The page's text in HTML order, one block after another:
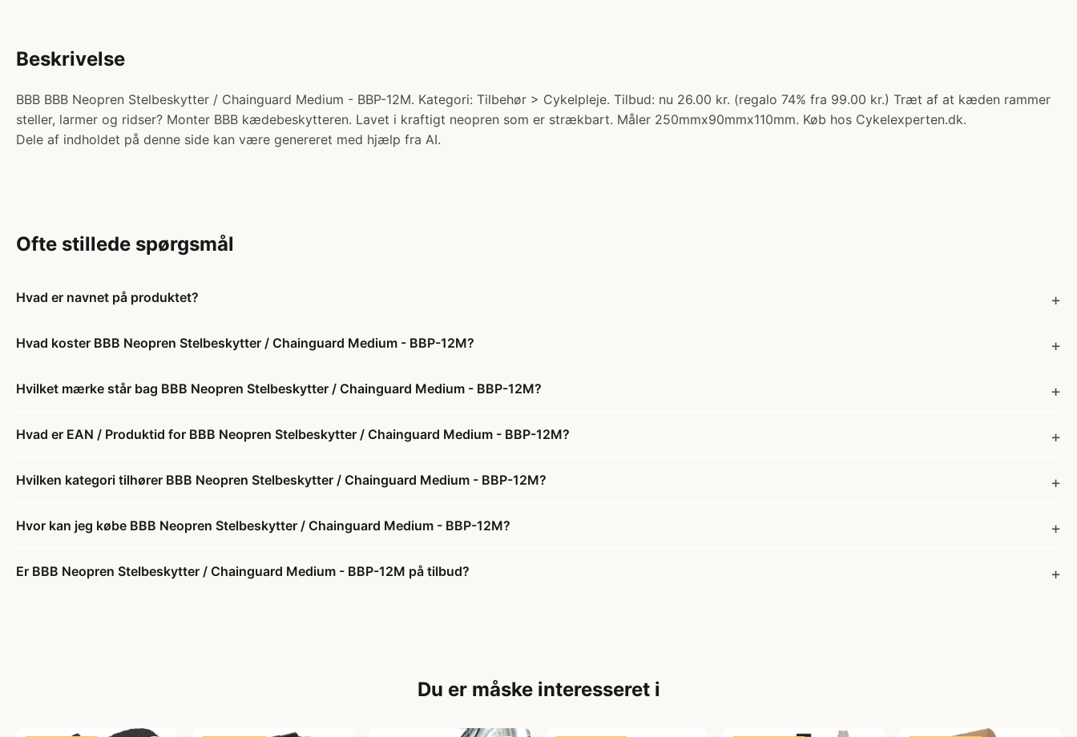
Beskrivelse
BBB BBB Neopren Stelbeskytter / Chainguard Medium - BBP-12M. Kategori: Tilbehør > Cykelpleje. Tilbud: nu 26.00 kr. (regalo 74% fra 99.00 kr.) Træt af at kæden rammer
steller, larmer og ridser? Monter BBB kædebeskytteren. Lavet i kraftigt neopren som er strækbart. Måler 250mmx90mmx110mm. Køb hos Cykelexperten.dk.
Dele af indholdet på denne side kan være genereret med hjælp fra AI.
Ofte stillede spørgsmål
Hvad er navnet på produktet?
Hvad koster BBB Neopren Stelbeskytter / Chainguard Medium - BBP-12M?
Hvilket mærke står bag BBB Neopren Stelbeskytter / Chainguard Medium - BBP-12M?
Hvad er EAN / Produktid for BBB Neopren Stelbeskytter / Chainguard Medium - BBP-12M?
Hvilken kategori tilhører BBB Neopren Stelbeskytter / Chainguard Medium - BBP-12M?
Hvor kan jeg købe BBB Neopren Stelbeskytter / Chainguard Medium - BBP-12M?
Er BBB Neopren Stelbeskytter / Chainguard Medium - BBP-12M på tilbud?
Du er måske interesseret i